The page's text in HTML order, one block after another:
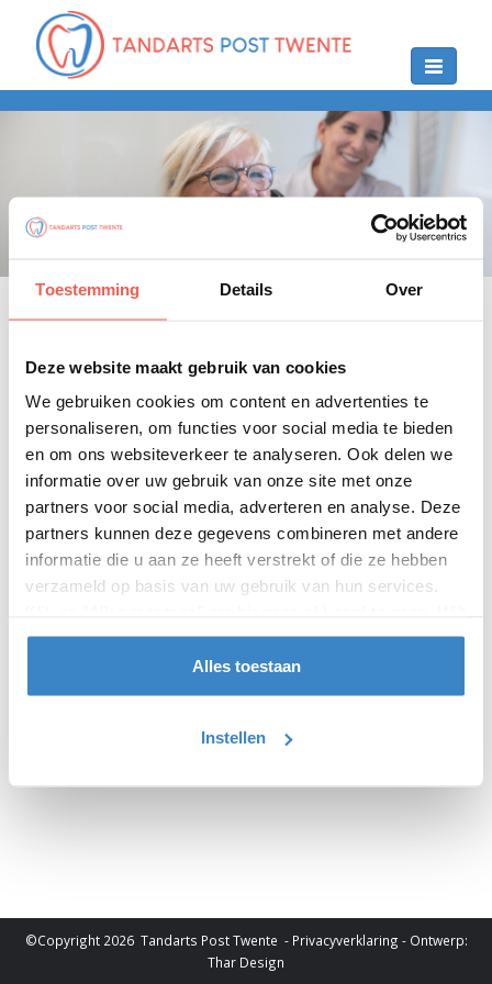
Toestemming Details Over
Deze website maakt gebruik van cookies
We gebruiken cookies om content en advertenties te
personaliseren, om functies voor social media te bieden
en om ons websiteverkeer te analyseren. Ook delen we
informatie over uw gebruik van onze site met onze
partners voor social media, adverteren en analyse. Deze
partners kunnen deze gegevens combineren met andere
informatie die u aan ze heeft verstrekt of die ze hebben
verzameld op basis van uw gebruik van hun services.
u liever geen cookies, klik dan op "instellen". Op onze
kunt u meer lezen over onze cookies.
Alles toestaan
Instellen
Toggle
navigation
Contact
Wilt u met ons in contact komen? We helpen graag! Kom
langs op ons adres, bel ons spoednummer of mail naar
ons mailadres.
Telefoonnummer
0900 - 1515
Mailadres
info@tandartsposttwente.nl
Adres
©Copyright 2026 Tandarts Post Twente - Privacyverklaring - Ontwerp:
Thar Design